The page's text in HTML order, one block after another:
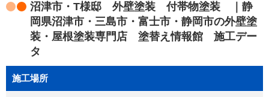
沼津市・T様邸 外壁塗装 付帯物塗装 ｜静
岡県沼津市・三島市・富士市・静岡市の外壁塗
装・屋根塗装専門店 塗替え情報館 施工デー
タ
施工場所